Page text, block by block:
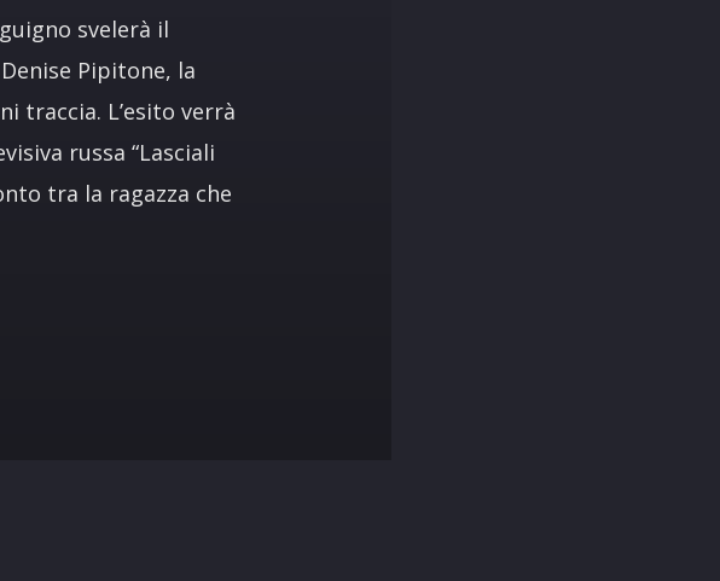
svelerà il
Pipitone, la
traccia. L’esito verrà
russa “Lasciali
tra la ragazza che